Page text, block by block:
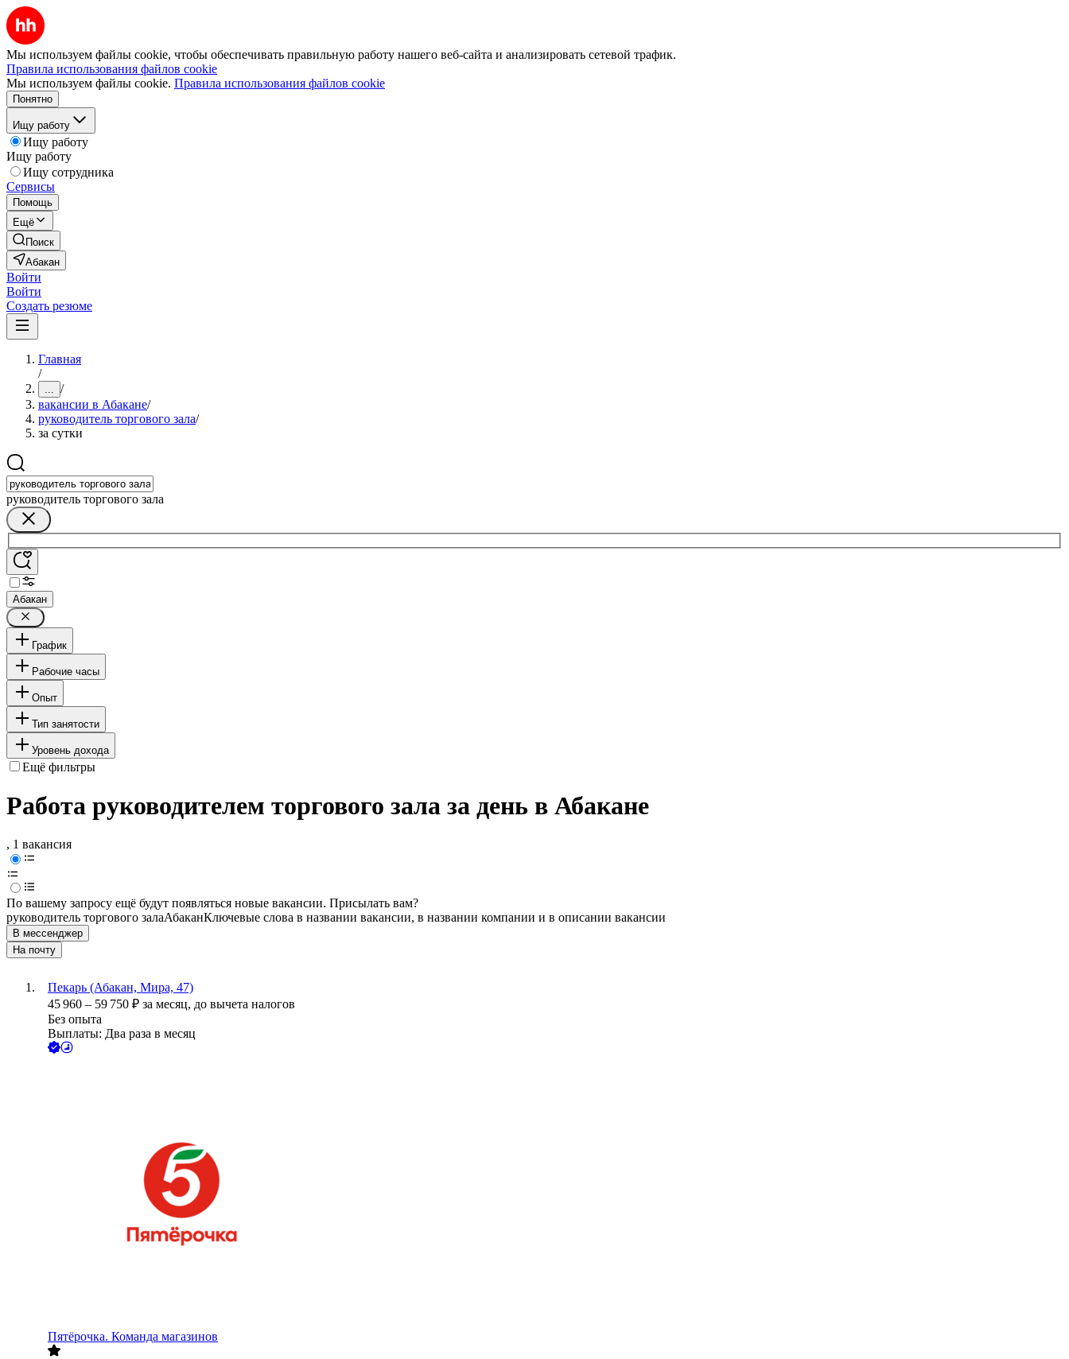
Мы используем файлы cookie, чтобы обеспечивать правильную работу нашего веб-сайта и анализировать сетевой трафик.
Правила использования файлов cookie
Мы используем файлы cookie. Правила использования файлов cookie
Понятно
Ищу работу
Ищу работу
Ищу работу
Ищу сотрудника
Сервисы
Помощь
Ещё
Поиск
Абакан
Войти
Войти
Создать резюме
Главная
/
... /
вакансии в Абакане/
руководитель торгового зала/
за сутки
руководитель торгового зала
Абакан
График
Рабочие часы
Опыт
Тип занятости
Уровень дохода
Ещё фильтры
Работа руководителем торгового зала за день в Абакане
, 1 вакансия
По вашему запросу ещё будут появляться новые вакансии. Присылать вам?
руководитель торгового залаАбаканКлючевые слова в названии вакансии, в названии компании и в описании вакансии
В мессенджер
На почту
Пекарь (Абакан, Мира, 47)
45 960 – 59 750 ₽ за месяц, до вычета налогов
Без опыта
Выплаты: Два раза в месяц
Пятёрочка. Команда магазинов